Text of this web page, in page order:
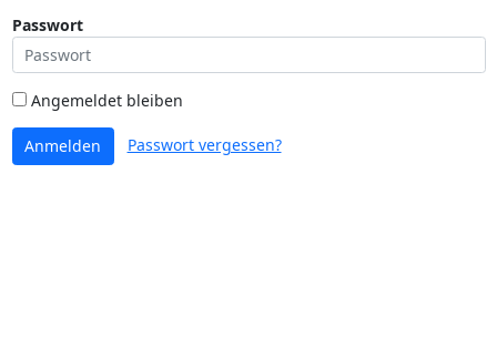
Passwort
Angemeldet bleiben
Anmelden Passwort vergessen?